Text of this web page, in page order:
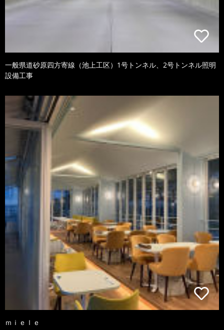
一般県道砂原四方寄線（池上工区）1号トンネル、2号トンネル照明
設備工事
ｍｉｅｌｅ